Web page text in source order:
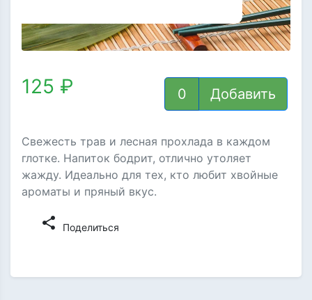
125 ₽ Добавить
Свежесть трав и лесная прохлада в каждом
глотке. Напиток бодрит, отлично утоляет
жажду. Идеально для тех, кто любит хвойные
ароматы и пряный вкус.
share Поделиться